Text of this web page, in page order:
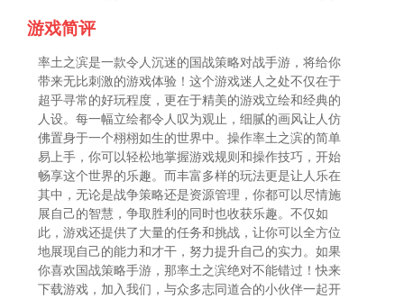
游戏简评
率土之滨是一款令人沉迷的国战策略对战手游，将给你
带来无比刺激的游戏体验！这个游戏迷人之处不仅在于
超乎寻常的好玩程度，更在于精美的游戏立绘和经典的
人设。每一幅立绘都令人叹为观止，细腻的画风让人仿
佛置身于一个栩栩如生的世界中。操作率土之滨的简单
易上手，你可以轻松地掌握游戏规则和操作技巧，开始
畅享这个世界的乐趣。而丰富多样的玩法更是让人乐在
其中，无论是战争策略还是资源管理，你都可以尽情施
展自己的智慧，争取胜利的同时也收获乐趣。不仅如
此，游戏还提供了大量的任务和挑战，让你可以全方位
地展现自己的能力和才干，努力提升自己的实力。如果
你喜欢国战策略手游，那率土之滨绝对不能错过！快来
下载游戏，加入我们，与众多志同道合的小伙伴一起开